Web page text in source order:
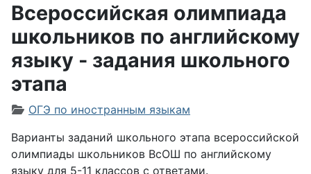
Всероссийская олимпиада
школьников по английскому
языку - задания школьного
этапа
Информация о материале
ОГЭ по иностранным языкам
Варианты заданий школьного этапа всероссийской
олимпиады школьников ВсОШ по английскому
языку для 5-11 классов с ответами.